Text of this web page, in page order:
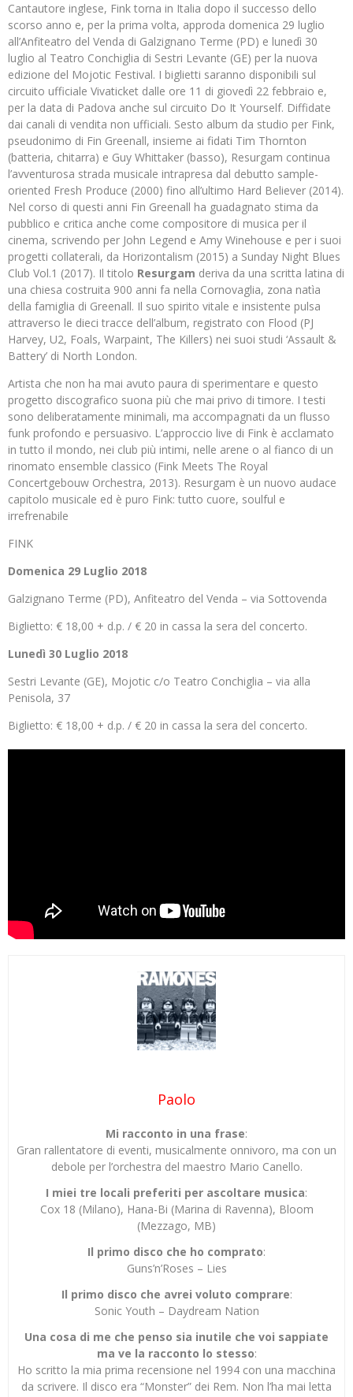
Cantautore inglese, Fink torna in Italia dopo il successo dello
scorso anno e, per la prima volta, approda domenica 29 luglio
all’Anfiteatro del Venda di Galzignano Terme (PD) e lunedì 30
luglio al Teatro Conchiglia di Sestri Levante (GE) per la nuova
edizione del Mojotic Festival. I biglietti saranno disponibili sul
circuito ufficiale Vivaticket dalle ore 11 di giovedì 22 febbraio e,
per la data di Padova anche sul circuito Do It Yourself. Diffidate
dai canali di vendita non ufficiali. Sesto album da studio per Fink,
pseudonimo di Fin Greenall, insieme ai fidati Tim Thornton
(batteria, chitarra) e Guy Whittaker (basso), Resurgam continua
l’avventurosa strada musicale intrapresa dal debutto sample-
oriented Fresh Produce (2000) fino all’ultimo Hard Believer (2014).
Nel corso di questi anni Fin Greenall ha guadagnato stima da
pubblico e critica anche come compositore di musica per il
cinema, scrivendo per John Legend e Amy Winehouse e per i suoi
progetti collaterali, da Horizontalism (2015) a Sunday Night Blues
Club Vol.1 (2017). Il titolo Resurgam deriva da una scritta latina di
una chiesa costruita 900 anni fa nella Cornovaglia, zona natìa
della famiglia di Greenall. Il suo spirito vitale e insistente pulsa
attraverso le dieci tracce dell’album, registrato con Flood (PJ
Harvey, U2, Foals, Warpaint, The Killers) nei suoi studi ‘Assault &
Battery’ di North London.
Artista che non ha mai avuto paura di sperimentare e questo
progetto discografico suona più che mai privo di timore. I testi
sono deliberatamente minimali, ma accompagnati da un flusso
funk profondo e persuasivo. L’approccio live di Fink è acclamato
in tutto il mondo, nei club più intimi, nelle arene o al fianco di un
rinomato ensemble classico (Fink Meets The Royal
Concertgebouw Orchestra, 2013). Resurgam è un nuovo audace
capitolo musicale ed è puro Fink: tutto cuore, soulful e
irrefrenabile
FINK
Domenica 29 Luglio 2018
Galzignano Terme (PD), Anfiteatro del Venda – via Sottovenda
Biglietto: € 18,00 + d.p. / € 20 in cassa la sera del concerto.
Lunedì 30 Luglio 2018
Sestri Levante (GE), Mojotic c/o Teatro Conchiglia – via alla
Penisola, 37
Biglietto: € 18,00 + d.p. / € 20 in cassa la sera del concerto.
Paolo
Mi racconto in una frase:
Gran rallentatore di eventi, musicalmente onnivoro, ma con un
debole per l’orchestra del maestro Mario Canello.
I miei tre locali preferiti per ascoltare musica:
Cox 18 (Milano), Hana-Bi (Marina di Ravenna), Bloom
(Mezzago, MB)
Il primo disco che ho comprato:
Guns’n’Roses – Lies
Il primo disco che avrei voluto comprare:
Sonic Youth – Daydream Nation
Una cosa di me che penso sia inutile che voi sappiate
ma ve la racconto lo stesso:
Ho scritto la mia prima recensione nel 1994 con una macchina
da scrivere. Il disco era “Monster” dei Rem. Non l’ha mai letta